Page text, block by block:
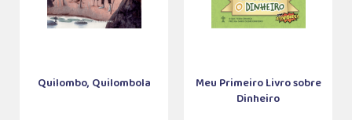
Quilombo, Quilombola
Meu Primeiro Livro sobre
Dinheiro